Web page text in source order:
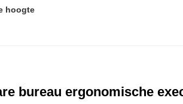
hoogte
bureau ergonomische